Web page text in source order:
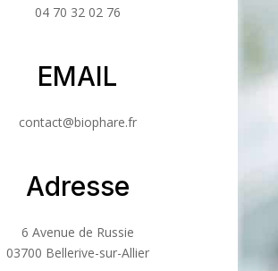
04 70 32 02 76
EMAIL
contact@biophare.fr
Adresse
6 Avenue de Russie
03700 Bellerive-sur-Allier